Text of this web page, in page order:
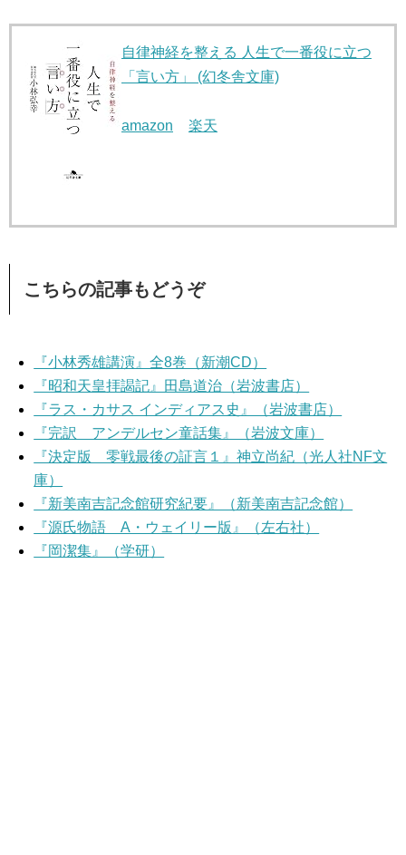
自律神経を整える 人生で一番役に立つ
「言い方」 (幻冬舎文庫)
amazon 楽天
こちらの記事もどうぞ
『小林秀雄講演』全8巻（新潮CD）
『昭和天皇拝謁記』田島道治（岩波書店）
『ラス・カサス インディアス史』（岩波書店）
『完訳 アンデルセン童話集』（岩波文庫）
『決定版 零戦最後の証言１』神立尚紀（光人社NF文
庫）
『新美南吉記念館研究紀要』（新美南吉記念館）
『源氏物語 A・ウェイリー版』（左右社）
『岡潔集』（学研）